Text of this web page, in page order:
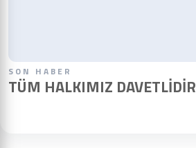
SON HABER
TÜM HALKIMIZ DAVETLIDIR